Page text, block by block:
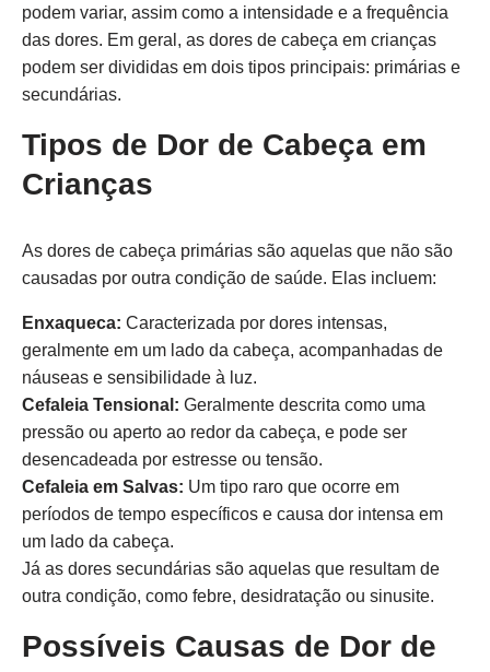
podem variar, assim como a intensidade e a frequência
das dores. Em geral, as dores de cabeça em crianças
podem ser divididas em dois tipos principais: primárias e
secundárias.
Tipos de Dor de Cabeça em
Crianças
As dores de cabeça primárias são aquelas que não são
causadas por outra condição de saúde. Elas incluem:
Enxaqueca: Caracterizada por dores intensas,
geralmente em um lado da cabeça, acompanhadas de
náuseas e sensibilidade à luz.
Cefaleia Tensional: Geralmente descrita como uma
pressão ou aperto ao redor da cabeça, e pode ser
desencadeada por estresse ou tensão.
Cefaleia em Salvas: Um tipo raro que ocorre em
períodos de tempo específicos e causa dor intensa em
um lado da cabeça.
Já as dores secundárias são aquelas que resultam de
outra condição, como febre, desidratação ou sinusite.
Possíveis Causas de Dor de